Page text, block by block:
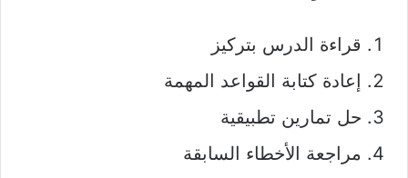
قراءة الدرس بتركيز
إعادة كتابة القواعد المهمة
حل تمارين تطبيقية
مراجعة الأخطاء السابقة